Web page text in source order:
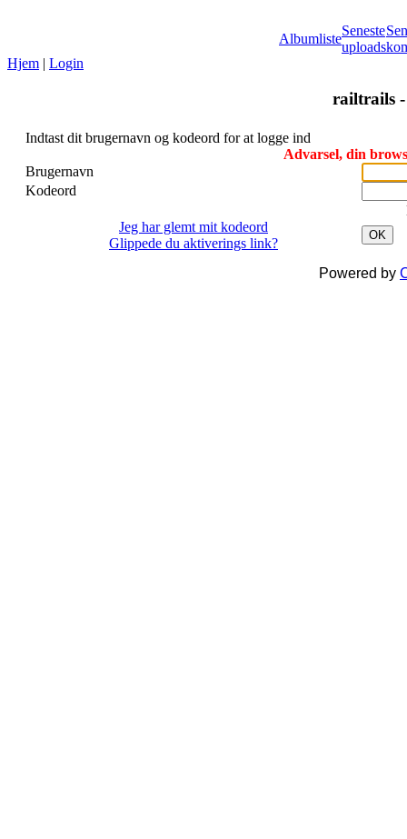
Albumliste
Seneste
uploads
Hjem | Login
railtrails
Indtast dit brugernavn og kodeord for at logge ind
Advarsel, din
Brugernavn
Kodeord
Jeg har glemt mit kodeord
Glippede du aktiverings link?
OK
Powered by